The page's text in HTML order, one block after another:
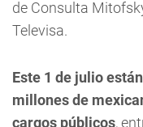
de Consulta
Televisa.
Este 1 de julio
millones de
cargos públicos,